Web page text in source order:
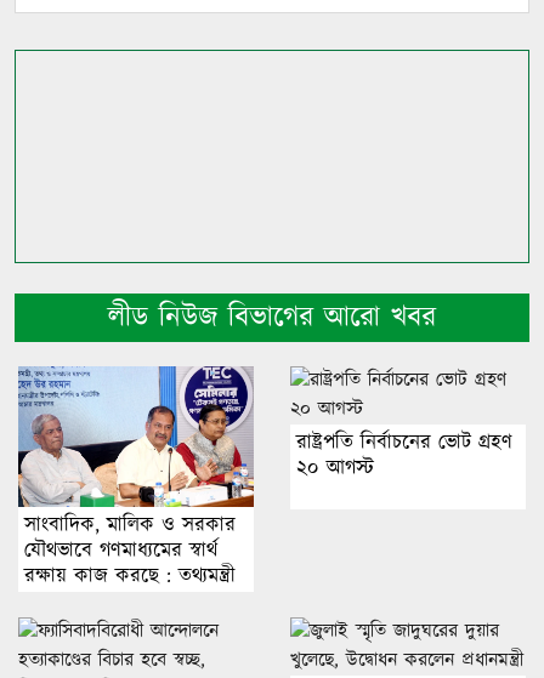
লীড নিউজ বিভাগের আরো খবর
সাংবাদিক, মালিক ও সরকার
যৌথভাবে গণমাধ্যমের স্বার্থ
রক্ষায় কাজ করছে : তথ্যমন্ত্রী
রাষ্ট্রপতি নির্বাচনের ভোট গ্রহণ
২০ আগস্ট